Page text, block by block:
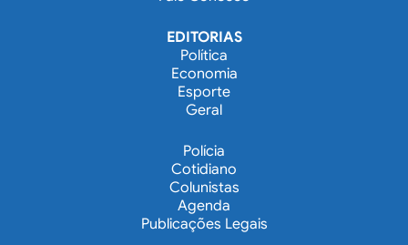
EDITORIAS
Política
Economia
Esporte
Geral
Polícia
Cotidiano
Colunistas
Agenda
Publicações Legais